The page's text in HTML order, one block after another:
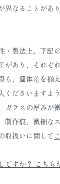
異なることがあり
・製法上、下記
があり、それぞ
も、個体差を揃
くださいますよ
ガラスの厚みが
制作痕、微細な
取扱いに関して
ですか？ こちら